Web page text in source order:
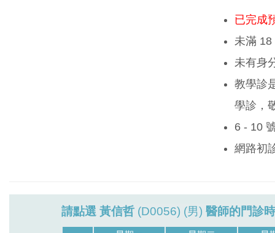
已完成
未滿 18
未有身
教學診
學診，
6 - 10
網路初